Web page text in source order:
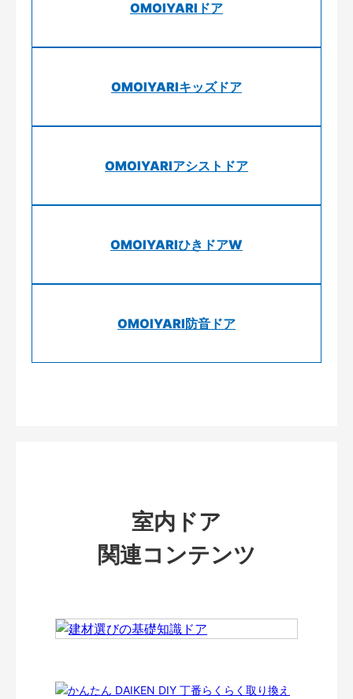
OMOIYARIドア
OMOIYARIキッズドア
OMOIYARIアシストドア
OMOIYARIひきドアW
OMOIYARI防音ドア
室内ドア
関連コンテンツ